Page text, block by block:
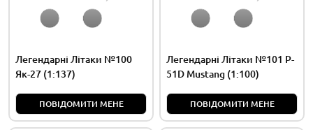
Легендарні Літаки №100
Як-27 (1:137)
ПОВІДОМИТИ МЕНЕ
Легендарні Літаки №101 P-
51D Mustang (1:100)
ПОВІДОМИТИ МЕНЕ